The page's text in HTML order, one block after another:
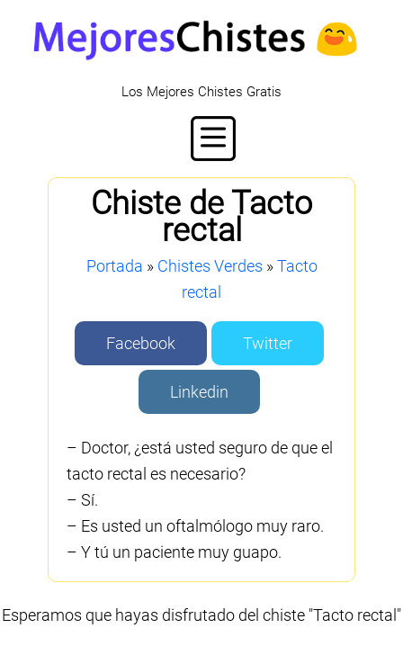
Los Mejores Chistes Gratis
Chiste de Tacto
rectal
Portada » Chistes Verdes »Tacto
rectal
Facebook Twitter
Linkedin
– Doctor, ¿está usted seguro de que el
tacto rectal es necesario?
– Sí.
– Es usted un oftalmólogo muy raro.
– Y tú un paciente muy guapo.
Esperamos que hayas disfrutado del chiste "Tacto rectal"